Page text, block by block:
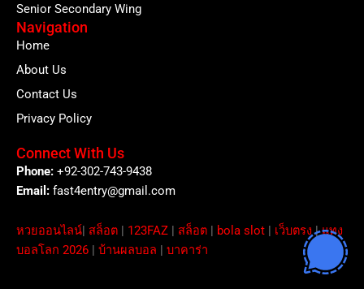
Senior Secondary Wing
Navigation
Home
About Us
Contact Us
Privacy Policy
Connect With Us
Phone: +92-302-743-9438
Email: fast4entry@gmail.com
หวยออนไลน์ สล็อต 123FAZ สล็อต bola slot เว็บตรง|แทง
บอลโลก 2026
บ้านผลบอล บาคาร่า